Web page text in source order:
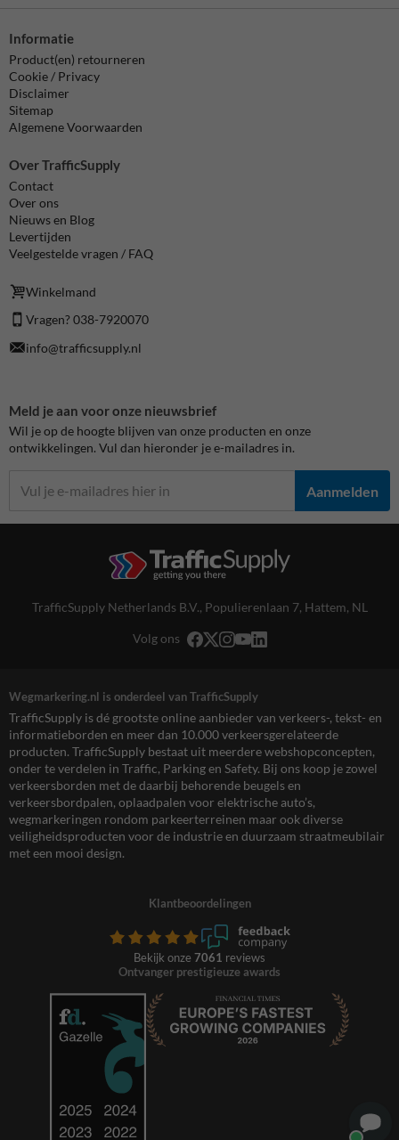
Informatie
Product(en) retourneren
Cookie / Privacy
Disclaimer
Sitemap
Algemene Voorwaarden
Over TrafficSupply
Contact
Over ons
Nieuws en Blog
Levertijden
Veelgestelde vragen / FAQ
Winkelmand
Vragen? 038-7920070
info@trafficsupply.nl
Meld je aan voor onze nieuwsbrief
Wil je op de hoogte blijven van onze producten en onze
ontwikkelingen. Vul dan hieronder je e-mailadres in.
Aanmelden
TrafficSupply Netherlands B.V., Populierenlaan 7, Hattem, NL
Volg ons
Wegmarkering.nl is onderdeel van TrafficSupply
TrafficSupply is dé grootste online aanbieder van verkeers-, tekst- en
informatieborden en meer dan 10.000 verkeersgerelateerde
producten. TrafficSupply bestaat uit meerdere webshopconcepten,
onder te verdelen in Traffic, Parking en Safety. Bij ons koop je zowel
verkeersborden met de daarbij behorende beugels en
verkeersbordpalen, oplaadpalen voor elektrische auto’s,
wegmarkeringen rondom parkeerterreinen maar ook diverse
veiligheidsproducten voor de industrie en duurzaam straatmeubilair
met een mooi design.
Klantbeoordelingen
Bekijk onze 7061 reviews
Ontvanger prestigieuze awards